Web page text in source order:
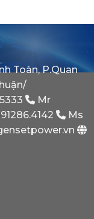
Toàn, P.Quan
Mr
Ms